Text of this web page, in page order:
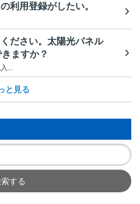
利用登録がしたい。
ださい。太陽光パネル
ますか？
...
と見る
する